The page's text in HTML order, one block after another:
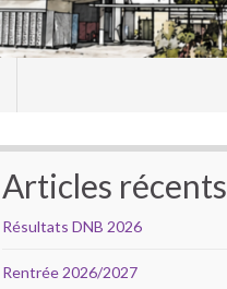
Articles récents
Résultats DNB 2026
Rentrée 2026/2027